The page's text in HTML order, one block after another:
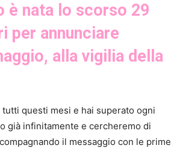
è nata lo scorso 29
per annunciare
alla vigilia della
questi mesi e hai superato ogni
già infinitamente e cercheremo di
il messaggio con le prime